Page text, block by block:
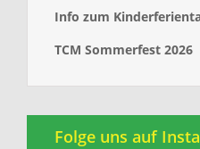
Info zum
TCM Sommerfest 2026
Folge uns auf